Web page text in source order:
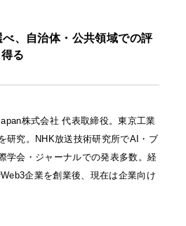
、自治体・公共領域での評
る
株式会社 代表取締役。東京工業
研究。NHK放送技術研究所でAI・ブ
学会・ジャーナルでの発表多数。経
企業を創業後、現在は企業向け